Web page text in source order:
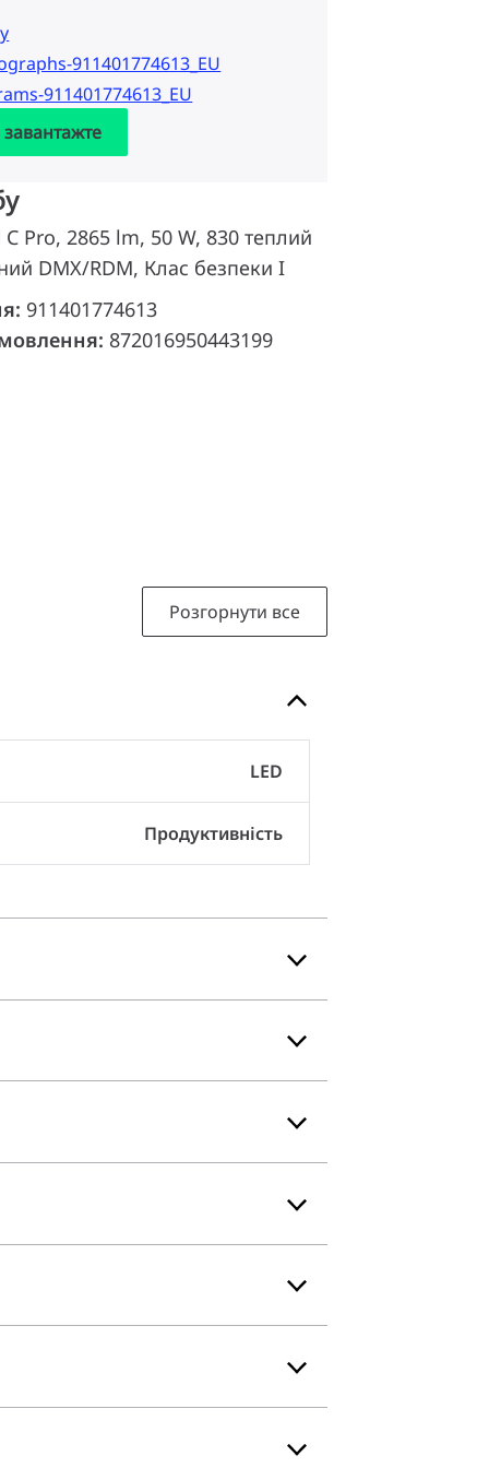
911401774613_EU
911401774613_EU
завантажте
Pro, 2865 lm, 50 W, 830 теплий
DMX/RDM, Клас безпеки I
911401774613
872016950443199
Розгорнути все
LED
Продуктивність